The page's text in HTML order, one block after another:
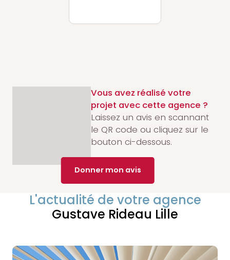
Vous avez réalisé votre
projet avec cette agence ?
Laissez un avis en scannant
le QR code ou cliquez sur le
bouton ci-dessous.
Donner mon avis
L'actualité de votre agence
Gustave Rideau Lille